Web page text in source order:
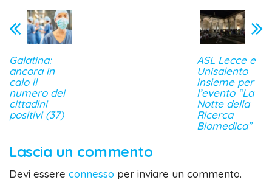
Galatina:
ancora in
calo il
numero dei
cittadini
positivi (37)
ASL Lecce e
Unisalento
insieme per
l’evento “La
Notte della
Ricerca
Biomedica”
Lascia un commento
Devi essere connesso per inviare un commento.